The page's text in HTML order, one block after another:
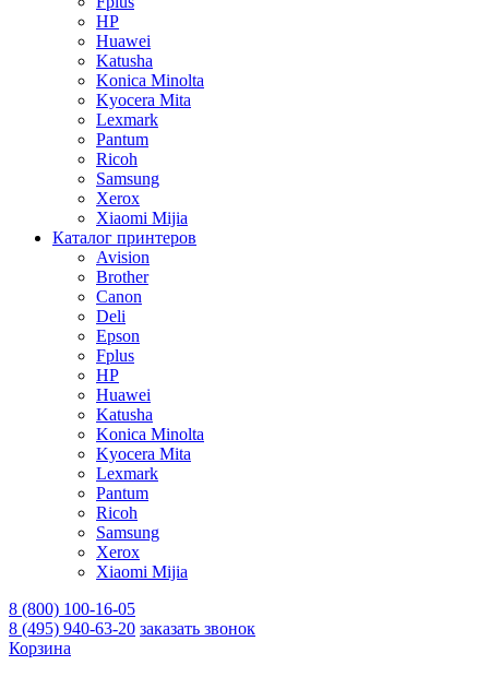
HP
Huawei
Katusha
Konica Minolta
Kyocera Mita
Lexmark
Pantum
Ricoh
Samsung
Xerox
Xiaomi Mijia
Каталог принтеров
Avision
Brother
Canon
Deli
Epson
Fplus
HP
Huawei
Katusha
Konica Minolta
Kyocera Mita
Lexmark
Pantum
Ricoh
Samsung
Xerox
Xiaomi Mijia
8 (800) 100-16-05
8 (495) 940-63-20 заказать звонок
Корзина